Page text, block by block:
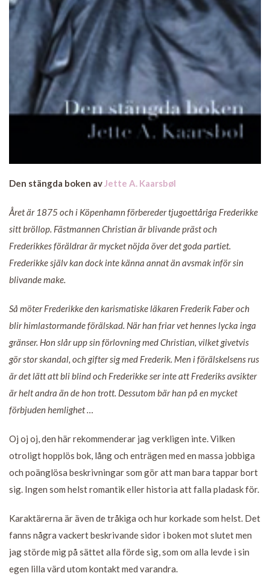
Den stängda boken avJette A. Kaarsbøl
Året är 1875 och i Köpenhamn förbereder tjugoettåriga Frederikke
sitt bröllop. Fästmannen Christian är blivande präst och
Frederikkes föräldrar är mycket nöjda över det goda partiet.
Frederikke själv kan dock inte känna annat än avsmak inför sin
blivande make.
Så möter Frederikke den karismatiske läkaren Frederik Faber och
blir himlastormande förälskad. När han friar vet hennes lycka inga
gränser. Hon slår upp sin förlovning med Christian, vilket givetvis
gör stor skandal, och gifter sig med Frederik. Men i förälskelsens rus
är det lätt att bli blind och Frederikke ser inte att Frederiks avsikter
är helt andra än de hon trott. Dessutom bär han på en mycket
förbjuden hemlighet …
Oj oj oj, den här rekommenderar jag verkligen inte. Vilken
otroligt hopplös bok, lång och enträgen med en massa jobbiga
och poänglösa beskrivningar som gör att man bara tappar bort
sig. Ingen som helst romantik eller historia att falla pladask för.
Karaktärerna är även de tråkiga och hur korkade som helst. Det
fanns några vackert beskrivande sidor i boken mot slutet men
jag störde mig på sättet alla förde sig, som om alla levde i sin
egen lilla värd utom kontakt med varandra.